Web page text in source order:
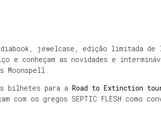
jewelcase, edição limitada
e conheçam as novidades e
Moonspell.
bilhetes para a Road to Extinction
com os gregos SEPTIC FLESH como